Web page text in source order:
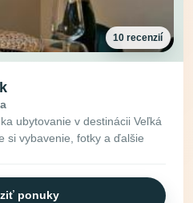
10 recenzií
ubytovanie v destinácii Veľká
si vybavenie, fotky a ďalšie
ponuky